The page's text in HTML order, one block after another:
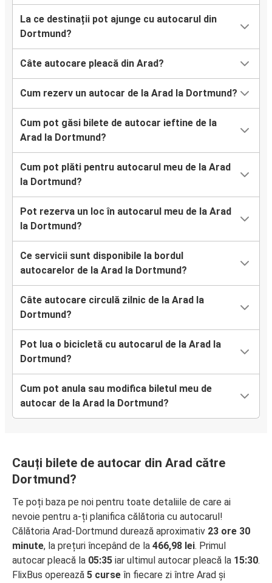
La ce destinații pot ajunge cu autocarul din
Dortmund?
Câte autocare pleacă din Arad?
Cum rezerv un autocar de la Arad la Dortmund?
Cum pot găsi bilete de autocar ieftine de la
Arad la Dortmund?
Cum pot plăti pentru autocarul meu de la Arad
la Dortmund?
Pot rezerva un loc în autocarul meu de la Arad
la Dortmund?
Ce servicii sunt disponibile la bordul
autocarelor de la Arad la Dortmund?
Câte autocare circulă zilnic de la Arad la
Dortmund?
Pot lua o bicicletă cu autocarul de la Arad la
Dortmund?
Cum pot anula sau modifica biletul meu de
autocar de la Arad la Dortmund?
Cauți bilete de autocar din Arad către
Dortmund?
Te poți baza pe noi pentru toate detaliile de care ai
nevoie pentru a-ți planifica călătoria cu autocarul!
Călătoria Arad-Dortmund durează aproximativ 23 ore 30
minute, la prețuri începând de la 466,98 lei. Primul
autocar pleacă la 05:35 iar ultimul autocar pleacă la 15:30.
FlixBus operează 5 curse în fiecare zi între Arad și